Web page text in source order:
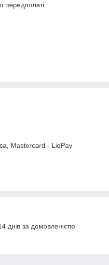
передоплаті.
Mastercard - LiqPay
днів за домовленістю